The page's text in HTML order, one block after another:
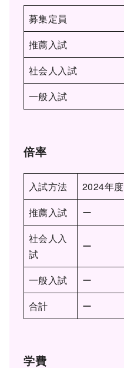
募集定員
推薦入試
社会人入試
一般入試
倍率
入試方法 2024年度
推薦入試
ー
社会人入
試
ー
一般入試 ー
合計
ー
学費